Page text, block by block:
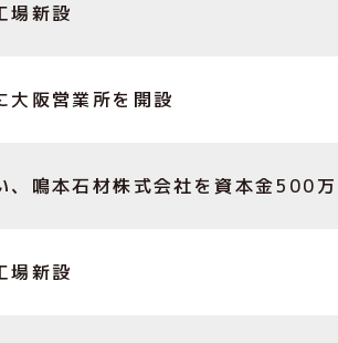
場新設
大阪営業所を開設
、鳴本石材株式会社を資本金500
場新設